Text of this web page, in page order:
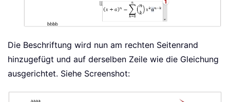
Die Beschriftung wird nun am rechten Seitenrand
hinzugefügt und auf derselben Zeile wie die Gleichung
ausgerichtet. Siehe Screenshot: